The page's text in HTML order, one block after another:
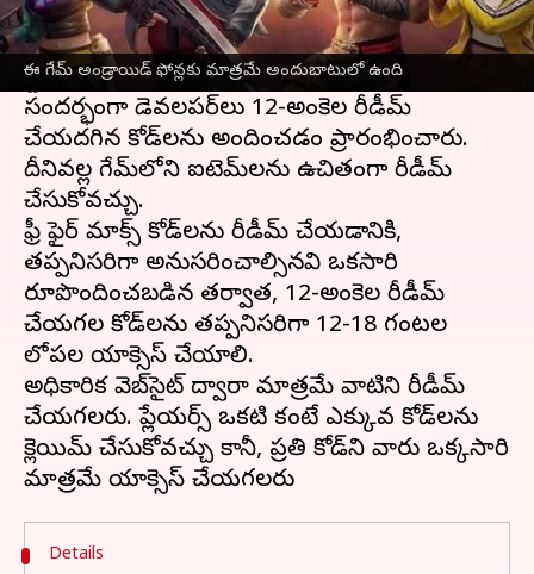
ఈ గేమ్ అండ్రాయిడ్ ఫోన్లకు మాత్రమే అందుబాటులో ఉంది
Garena సెప్టెంబర్ 2021లో కాస్మెటిక్ అప్‌లతో ఫ్రీ ఫైర్
మాక్స్ ని విడుదల చేసింది. ఈమధ్యే గూగుల్ ప్లే
స్టోర్‌లో 100 మిలియన్ డౌన్‌లోడ్‌లు చేరుకుంది. ఈ
సందర్భంగా డెవలపర్‌లు 12-అంకెల రీడీమ్
చేయదగిన కోడ్‌లను అందించడం ప్రారంభించారు.
దీనివల్ల గేమ్‌లోని ఐటెమ్‌లను ఉచితంగా రీడీమ్
చేసుకోవచ్చు.
ఫ్రీ ఫైర్ మాక్స్ కోడ్‌లను రీడీమ్ చేయడానికి,
తప్పనిసరిగా అనుసరించాల్సినవి ఒకసారి
రూపొందించబడిన తర్వాత, 12-అంకెల రీడీమ్
చేయగల కోడ్‌లను తప్పనిసరిగా 12-18 గంటల
లోపల యాక్సెస్ చేయాలి.
అధికారిక వెబ్‌సైట్ ద్వారా మాత్రమే వాటిని రీడీమ్
చేయగలరు. ప్లేయర్స్ ఒకటి కంటే ఎక్కువ కోడ్‌లను
క్లెయిమ్ చేసుకోవచ్చు కానీ, ప్రతి కోడ్‌ని వారు ఒక్కసారి
Details